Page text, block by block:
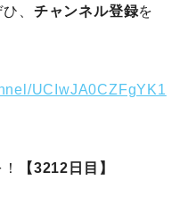
、 チャンネル登録を
UCIwJA0CZFgYK1
【3212日目】